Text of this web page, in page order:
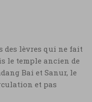
des lèvres qui ne fait
le temple ancien de
Bai et Sanur, le
et pas